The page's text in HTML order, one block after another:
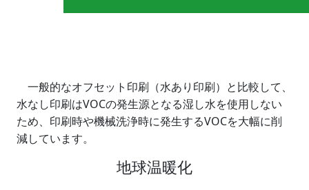
一般的なオフセット印刷（水あり印刷）と比較して、
水なし印刷はVOCの発生源となる湿し水を使用しない
ため、印刷時や機械洗浄時に発生するVOCを大幅に削
減しています。
地球温暖化